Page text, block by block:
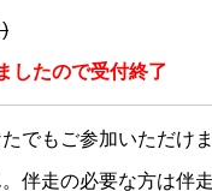
したので受付終了
でもご参加いただけ
伴走の必要な方は伴